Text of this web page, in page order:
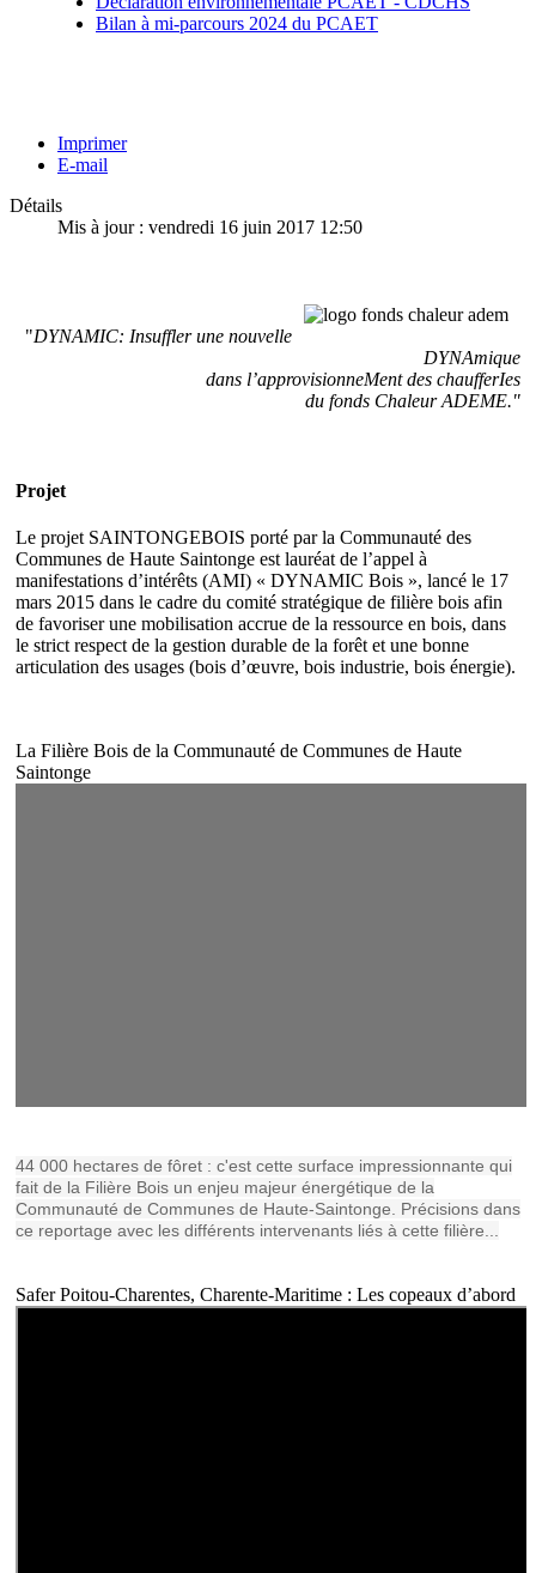
Bilan à mi-parcours 2024 du PCAET
Imprimer
E-mail
Détails
Mis à jour : vendredi 16 juin 2017 12:50
"DYNAMIC: Insuffler une nouvelle
DYNAmique
dans l’approvisionneMent des chaufferIes
du fonds Chaleur ADEME."
Projet
Le projet SAINTONGEBOIS porté par la Communauté des
Communes de Haute Saintonge est lauréat de l’appel à
manifestations d’intérêts (AMI) « DYNAMIC Bois », lancé le 17
mars 2015 dans le cadre du comité stratégique de filière bois afin
de favoriser une mobilisation accrue de la ressource en bois, dans
le strict respect de la gestion durable de la forêt et une bonne
articulation des usages (bois d’œuvre, bois industrie, bois énergie).
La Filière Bois de la Communauté de Communes de Haute
Saintonge
44 000 hectares de fôret : c'est cette surface impressionnante qui
fait de la Filière Bois un enjeu majeur énergétique de la
Communauté de Communes de Haute-Saintonge. Précisions dans
ce reportage avec les différents intervenants liés à cette filière...
Safer Poitou-Charentes, Charente-Maritime : Les copeaux d’abord